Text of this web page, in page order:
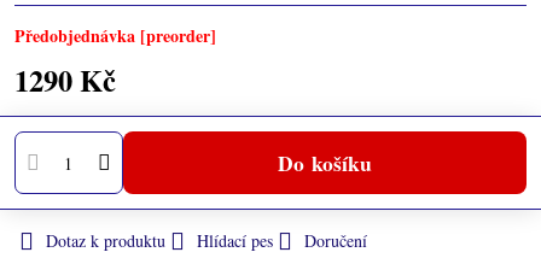
Předobjednávka [preorder]
1290 Kč
Do košíku
Dotaz k produktu Hlídací pes
Doručení